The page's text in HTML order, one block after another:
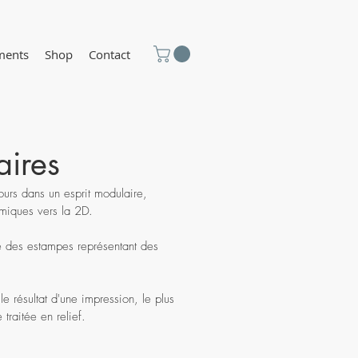
Shop Contact
dans un esprit modulaire,
vers la 2D.
estampes représentant des
résultat d'une impression, le plus
traitée en relief.